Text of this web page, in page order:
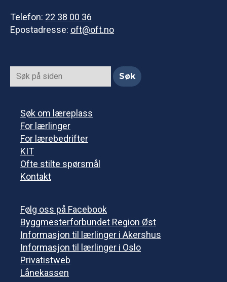
Telefon: 22 38 00 36
Epostadresse: oft@oft.no
Søk om læreplass
For lærlinger
For lærebedrifter
KIT
Ofte stilte spørsmål
Kontakt
Følg oss på Facebook
Byggmesterforbundet Region Øst
Informasjon til lærlinger i Akershus
Informasjon til lærlinger i Oslo
Privatistweb
Lånekassen